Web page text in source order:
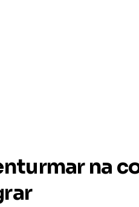
na